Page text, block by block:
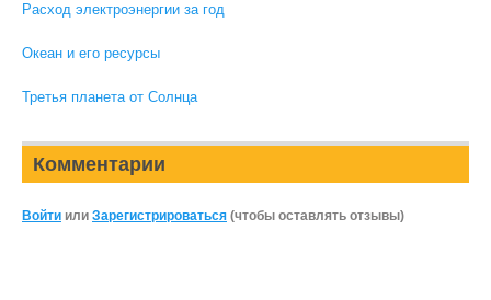
Расход электроэнергии за год
Океан и его ресурсы
Третья планета от Солнца
Комментарии
Войти или Зарегистрироваться (чтобы оставлять отзывы)